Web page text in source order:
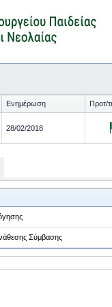
Ενημέρωση Προτ/
28/02/2018
Σύμβασης